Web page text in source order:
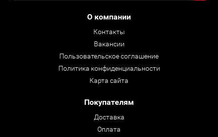
О компании
Контакты
Вакансии
Пользовательское соглашение
Политика конфиденциальности
Карта сайта
Покупателям
Доставка
Оплата